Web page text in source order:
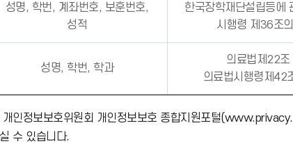
성명, 학번, 계좌번호, 보훈번호,
성적
한국장학재단설립등에
시행령 제36조
성명, 학번, 학과
의료법제22조
의료법시행령제42
인정보보호위원회 개인정보보호 종합지원포털
수 있습니다.